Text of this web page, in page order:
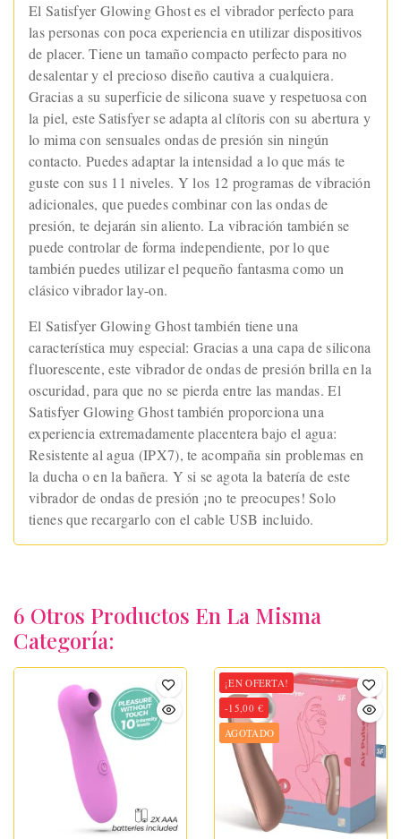
El Satisfyer Glowing Ghost es el vibrador perfecto para
las personas con poca experiencia en utilizar dispositivos
de placer. Tiene un tamaño compacto perfecto para no
desalentar y el precioso diseño cautiva a cualquiera.
Gracias a su superficie de silicona suave y respetuosa con
la piel, este Satisfyer se adapta al clítoris con su abertura y
lo mima con sensuales ondas de presión sin ningún
contacto. Puedes adaptar la intensidad a lo que más te
guste con sus 11 niveles. Y los 12 programas de vibración
adicionales, que puedes combinar con las ondas de
presión, te dejarán sin aliento. La vibración también se
puede controlar de forma independiente, por lo que
también puedes utilizar el pequeño fantasma como un
clásico vibrador lay-on.
El Satisfyer Glowing Ghost también tiene una
característica muy especial: Gracias a una capa de silicona
fluorescente, este vibrador de ondas de presión brilla en la
oscuridad, para que no se pierda entre las mandas. El
Satisfyer Glowing Ghost también proporciona una
experiencia extremadamente placentera bajo el agua:
Resistente al agua (IPX7), te acompaña sin problemas en
la ducha o en la bañera. Y si se agota la batería de este
vibrador de ondas de presión ¡no te preocupes! Solo
tienes que recargarlo con el cable USB incluido.
6 Otros Productos En La Misma
Categoría:
¡EN OFERTA!
-15,00 €
AGOTADO